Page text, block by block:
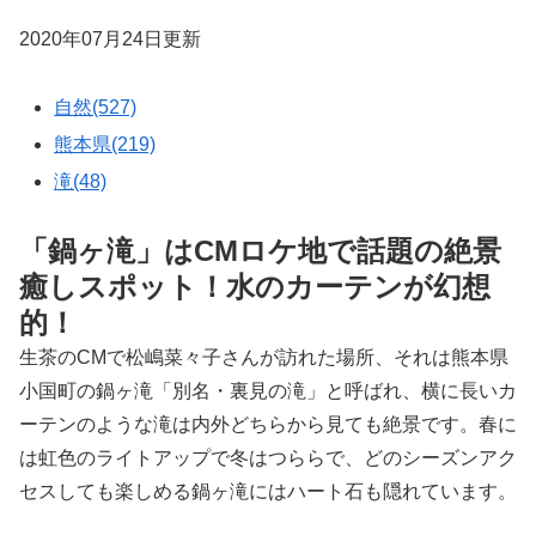
2020年07月24日更新
自然(527)
熊本県(219)
滝(48)
「鍋ヶ滝」はCMロケ地で話題の絶景
癒しスポット！水のカーテンが幻想
的！
生茶のCMで松嶋菜々子さんが訪れた場所、それは熊本県
小国町の鍋ヶ滝「別名・裏見の滝」と呼ばれ、横に長いカ
ーテンのような滝は内外どちらから見ても絶景です。春に
は虹色のライトアップで冬はつららで、どのシーズンアク
セスしても楽しめる鍋ヶ滝にはハート石も隠れています。